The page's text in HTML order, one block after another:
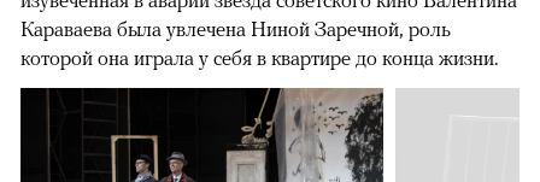
Караваева была увлечена Ниной Заречной, роль
которой она играла у себя в квартире до конца жизни.